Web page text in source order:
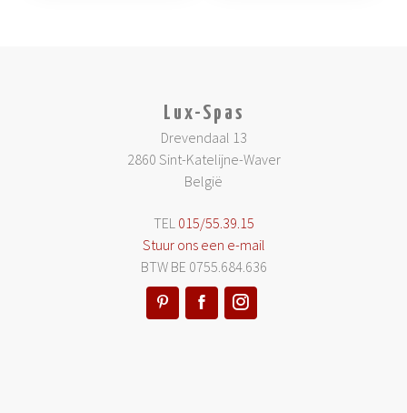
Lux-Spas
Drevendaal 13
2860 Sint-Katelijne-Waver
België
TEL 015/55.39.15
Stuur ons een e-mail
BTW BE 0755.684.636